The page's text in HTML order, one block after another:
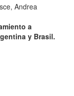
Andrea
a
y Brasil.